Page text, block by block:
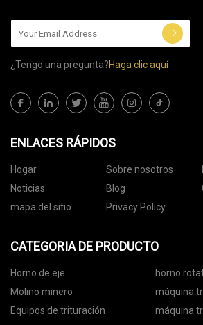
¿Tengo una pregunta?Haga clic aquí
ENLACES RÁPIDOS
Hogar Sobre nosotros
Noticias
Blog
mapa del sitio
Privacy Policy
CATEGORIA DE PRODUCTO
Horno de eje
horno
Molino minero
máquina
Equipos de trituración
máquina